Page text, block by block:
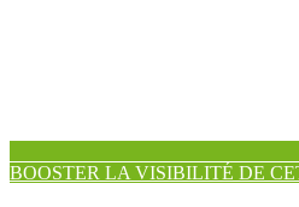
BOOSTER LA VISIBILITÉ DE